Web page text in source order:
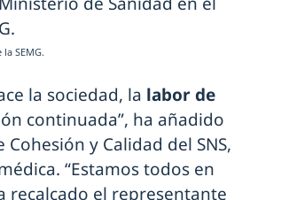
SEMG.
la sociedad, la labor de
continuada”, ha añadido
y Calidad del SNS,
“Estamos todos en
recalcado el representante